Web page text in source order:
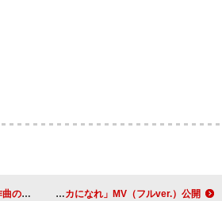
リリース Lienel、ワイプから“夏”に辿り着く「超絶SUMMERでバカになれ」MV（フルver.）公開